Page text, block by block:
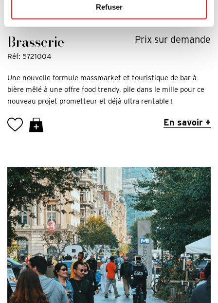
Refuser
Brasserie Prix sur demande
Réf: 5721004
Une nouvelle formule massmarket et touristique de bar à
bière mêlé à une offre food trendy, pile dans le mille pour ce
nouveau projet prometteur et déjà ultra rentable !
En savoir +